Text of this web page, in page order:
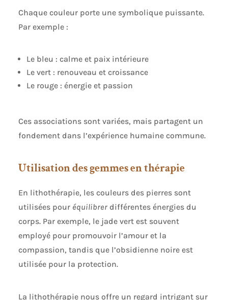
Chaque couleur porte une symbolique puissante.
Par exemple :
Le bleu : calme et paix intérieure
Le vert : renouveau et croissance
Le rouge : énergie et passion
Ces associations sont variées, mais partagent un
fondement dans l’expérience humaine commune.
Utilisation des gemmes en thérapie
En lithothérapie, les couleurs des pierres sont
utilisées pour équilibrerdifférentes énergies du
corps. Par exemple, le jade vert est souvent
employé pour promouvoir l’amour et la
compassion, tandis que l’obsidienne noire est
utilisée pour la protection.
La lithothérapie nous offre un regard intrigant sur